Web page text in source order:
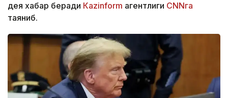
дея хабар беради Каzinform агентлиги CNNга
таяниб.